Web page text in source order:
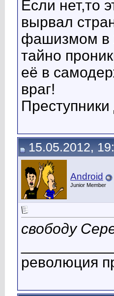
Если нет,то
вырвал
фашизмом в
тайно
её в
враг!
15.05.2012,
Android
Junior Member
свободу
революция